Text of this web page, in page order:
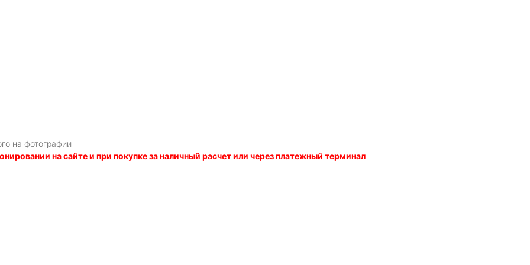
на фотографии
на сайте и при покупке за наличный расчет или через платежный терминал